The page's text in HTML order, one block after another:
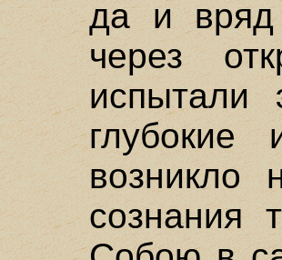
да и
через
испытали
возникло
сознания